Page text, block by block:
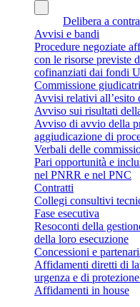
Delibera a
Avvisi e bandi
Procedure negoziate
con le risorse previste
cofinanziati dai fondi
Commissione
Avvisi relativi all’esito
Avviso sui risultati
Avviso di avvio della
aggiudicazione di
Verbali delle
Pari opportunità e
nel PNRR e nel PNC
Contratti
Collegi consultivi
Fase esecutiva
Resoconti della
della loro esecuzione
Concessioni e
Affidamenti diretti di
urgenza e di
Affidamenti in house